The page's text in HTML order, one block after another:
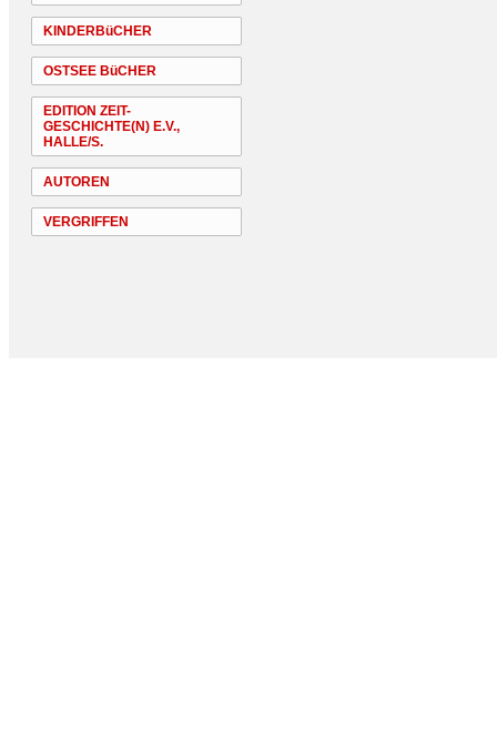
KINDERBüCHER
OSTSEE BüCHER
EDITION ZEIT-
GESCHICHTE(N) E.V.,
HALLE/S.
AUTOREN
VERGRIFFEN